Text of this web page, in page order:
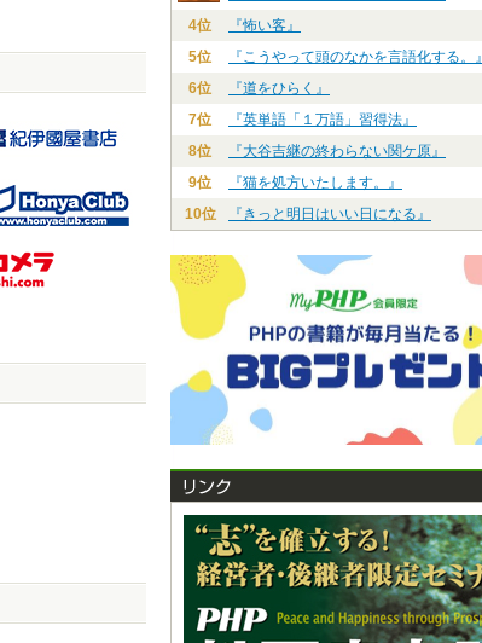
4位
『怖い客』
5位
『こうやって頭のなかを言語化する。』
6位
『道をひらく』
7位
『英単語「１万語」習得法』
8位
『大谷吉継の終わらない関ケ原』
9位
『猫を処方いたします。』
10位
『きっと明日はいい日になる』